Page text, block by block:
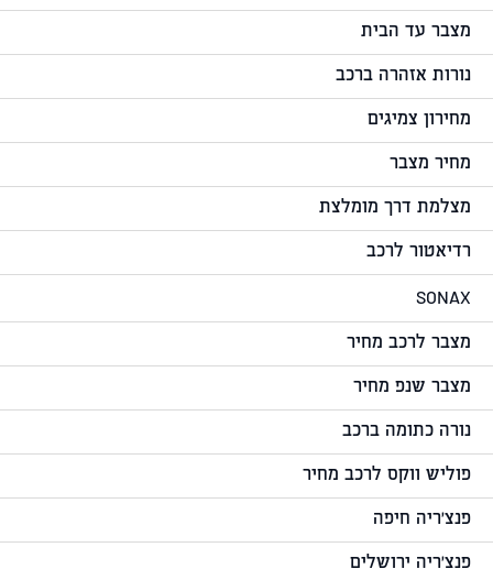
מצבר עד הבית
נורות אזהרה ברכב
מחירון צמיגים
מחיר מצבר
מצלמת דרך מומלצת
רדיאטור לרכב
SONAX
מצבר לרכב מחיר
מצבר שנפ מחיר
נורה כתומה ברכב
פוליש ווקס לרכב מחיר
פנצ'ריה חיפה
פנצ'ריה ירושלים